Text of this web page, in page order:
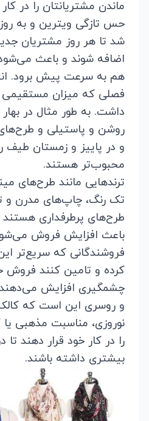
ماندن مشتریانتان را در
حس تازگی ویترین و به
شد تا هر روز مشتریان
اضافه شوند و باعث
هم به سرعت پیش برود.
فصلی که میزان
داشت. به طور مثال در
روشن و پاستیلی و طرح‌های
و در پاییز و زمستان طیف
محبوب‌تر هستند.
ترندهایی مانند طرح‌های
تک رنگ، چاپ‌های مدرن و
طرح‌های پرطرفداری
باعث افزایش فروش
فروشندگانی که سریع‌تر
کرده و تامین کنند فروش
چشمگیری افزایش
و روسری این است که
نوروزی، مناسبت مذهبی
را در کار خود قرار دهند
بیشتری داشته باشند.